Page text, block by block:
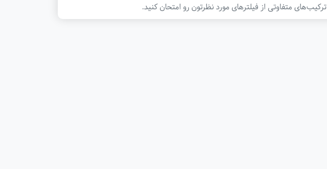
ترکیب‌های متفاوتی از فیلتر‌های مورد نظرتون رو امتحان کنید.